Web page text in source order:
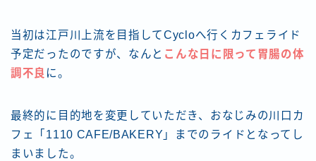
当初は江戸川上流を目指してCycloへ行くカフェライド
予定だったのですが、なんと こんな日に限って胃腸の体
調不良 に。
最終的に目的地を変更していただき、おなじみの川口カ
フェ「1110 CAFE/BAKERY」までのライドとなってし
まいました。